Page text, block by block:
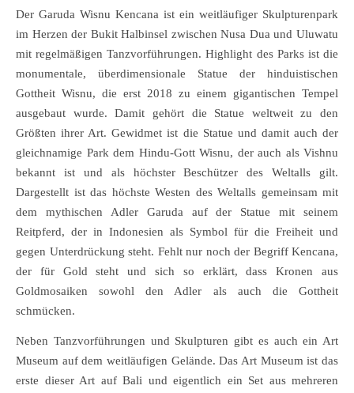
Der Garuda Wisnu Kencana ist ein weitläufiger Skulpturenpark
im Herzen der Bukit Halbinsel zwischen Nusa Dua und Uluwatu
mit regelmäßigen Tanzvorführungen. Highlight des Parks ist die
monumentale, überdimensionale Statue der hinduistischen
Gottheit Wisnu, die erst 2018 zu einem gigantischen Tempel
ausgebaut wurde. Damit gehört die Statue weltweit zu den
Größten ihrer Art. Gewidmet ist die Statue und damit auch der
gleichnamige Park dem Hindu-Gott Wisnu, der auch als Vishnu
bekannt ist und als höchster Beschützer des Weltalls gilt.
Dargestellt ist das höchste Westen des Weltalls gemeinsam mit
dem mythischen Adler Garuda auf der Statue mit seinem
Reitpferd, der in Indonesien als Symbol für die Freiheit und
gegen Unterdrückung steht. Fehlt nur noch der Begriff Kencana,
der für Gold steht und sich so erklärt, dass Kronen aus
Goldmosaiken sowohl den Adler als auch die Gottheit
schmücken.
Neben Tanzvorführungen und Skulpturen gibt es auch ein Art
Museum auf dem weitläufigen Gelände. Das Art Museum ist das
erste dieser Art auf Bali und eigentlich ein Set aus mehreren